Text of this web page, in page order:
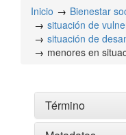
Inicio Bienestar
situación de
situación de
menores en
Término